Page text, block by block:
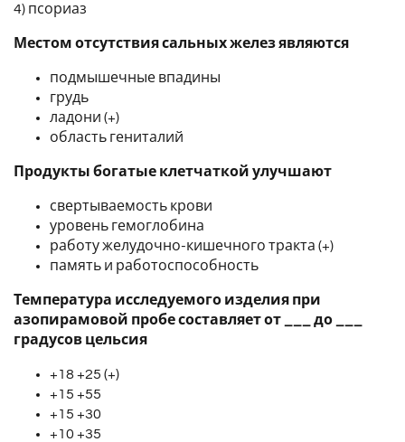
4) псориаз
Местом отсутствия сальных желез являются
подмышечные впадины
грудь
ладони (+)
область гениталий
Продукты богатые клетчаткой улучшают
свертываемость крови
уровень гемоглобина
работу желудочно-кишечного тракта (+)
память и работоспособность
Температура исследуемого изделия при
азопирамовой пробе составляет от ___ до ___
градусов цельсия
+18 +25 (+)
+15 +55
+15 +30
+10 +35